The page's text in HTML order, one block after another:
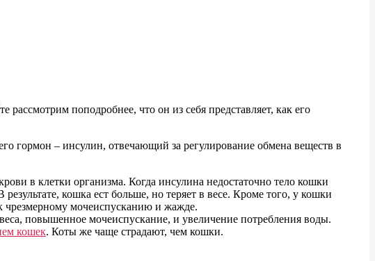
рассмотрим поподробнее, что он из себя представляет, как его
гормон – инсулин, отвечающий за регулирование обмена веществ в
в клетки организма. Когда инсулина недостаточно тело кошки
кошка ест больше, но теряет в весе. Кроме того, у кошки
чрезмерному мочеиспусканию и жажде.
повышенное мочеиспускание, и увеличение потребления воды.
кошек. Коты же чаще страдают, чем кошки.